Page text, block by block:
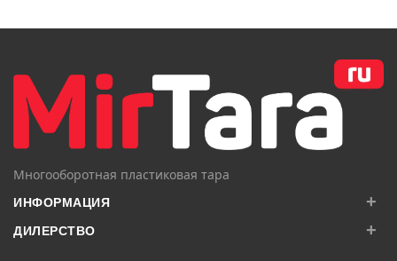
Многооборотная пластиковая тара
ИНФОРМАЦИЯ +
ДИЛЕРСТВО +